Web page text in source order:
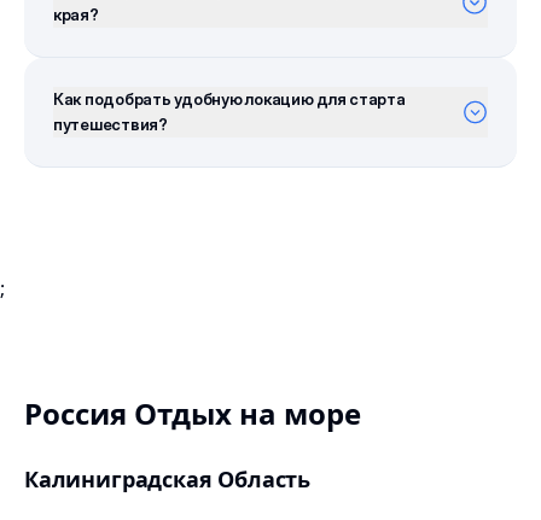
края?
Как подобрать удобную локацию для старта
путешествия?
;
Россия Отдых на море
Калиниградская Область